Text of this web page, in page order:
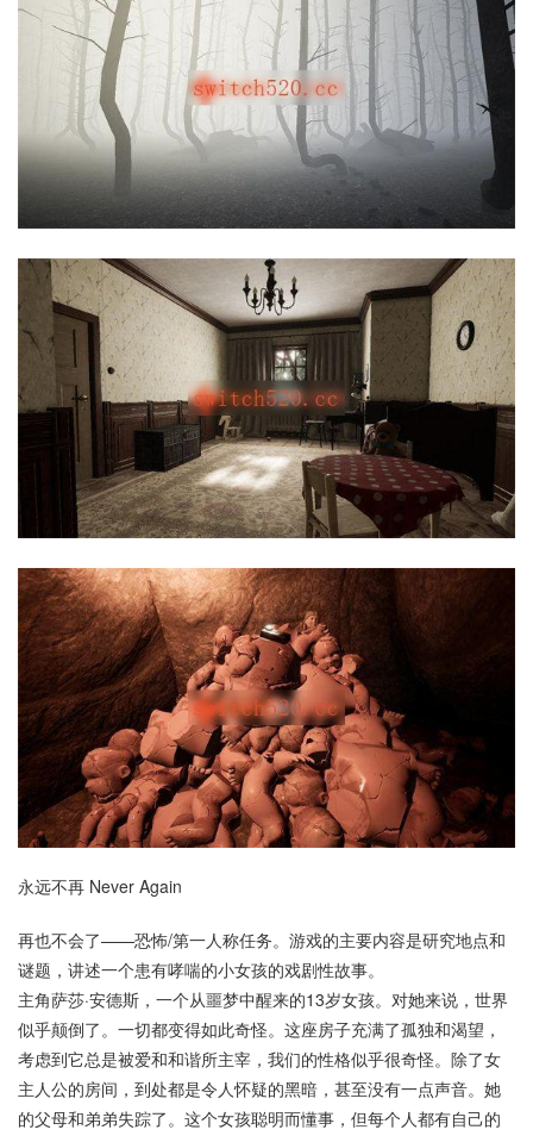
永远不再 Never Again
再也不会了——恐怖/第一人称任务。游戏的主要内容是研究地点和
谜题，讲述一个患有哮喘的小女孩的戏剧性故事。
主角萨莎·安德斯，一个从噩梦中醒来的13岁女孩。对她来说，世界
似乎颠倒了。一切都变得如此奇怪。这座房子充满了孤独和渴望，
考虑到它总是被爱和和谐所主宰，我们的性格似乎很奇怪。除了女
主人公的房间，到处都是令人怀疑的黑暗，甚至没有一点声音。她
的父母和弟弟失踪了。这个女孩聪明而懂事，但每个人都有自己的